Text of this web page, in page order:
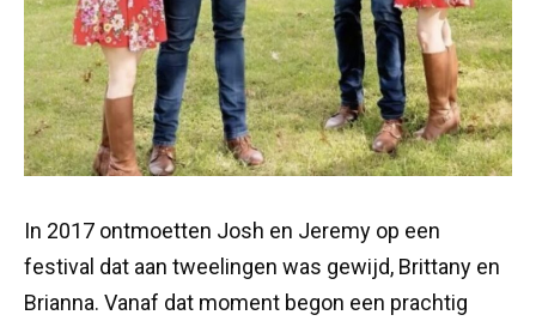
In 2017 ontmoetten Josh en Jeremy op een
festival dat aan tweelingen was gewijd, Brittany en
Brianna. Vanaf dat moment begon een prachtig